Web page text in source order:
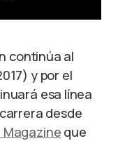
continúa al
y por el
esa línea
desde
Magazine que